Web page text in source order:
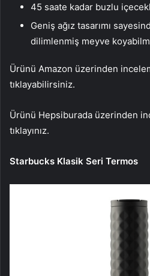
45 saate kadar buzlu
Geniş ağız tasarımı
dilimlenmiş meyve
Ürünü Amazon üzerinden
tıklayabilirsiniz.
Ürünü Hepsiburada üzerinden
tıklayınız.
Starbucks Klasik Seri Termos